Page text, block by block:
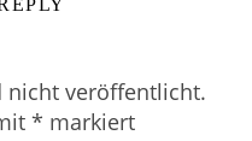
nicht veröffentlicht.
* markiert